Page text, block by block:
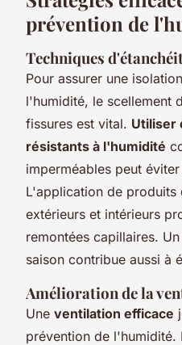
prévention de
Techniques
Pour assurer une
l'humidité, le scellement
fissures est vital. Utiliser
résistants à l'humidité
imperméables peut
L'application de produits
extérieurs et intérieurs
remontées capillaires.
saison contribue aussi à
Amélioration de la
Une ventilation efficace
prévention de l'humidité.